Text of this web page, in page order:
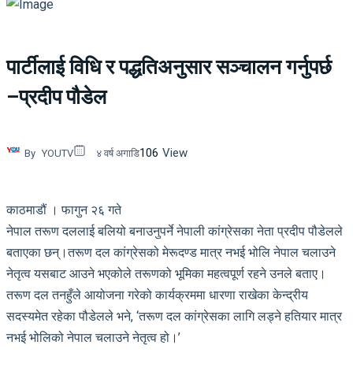
पार्टीलाई विधि र पद्धतिअनुसार सञ्चालन गर्नुपर्छ
–प्रदीप पौडेल
By YOUTV ४ वर्ष अगाडि106 View
काठमाडौं । फागुन २६ गते
नेपाल तरूण दललाई बलियो बनाउनुपर्ने नेपाली कांग्रेसका नेता प्रदीप पौडेलले
बताएका छन्।तरूण दल कांग्रेसको मेरूदण्ड मात्र नभई भोलि नेपाल चलाउने
नेतृत्व यसबाट आउने भएकोले तरूणको भूमिका महत्वपूर्ण रहने उनले बताए।
तरूण दल तनहुँले आयोजना गरेको कार्यक्रममा धारणा राखेका केन्द्रीय
सदस्यमेत रहेका पौडेलले भने, ‘तरूण दल कांग्रेसका लागि लड्ने हतियार मात्र
नभई भोलिको नेपाल चलाउने नेतृत्व हो।’